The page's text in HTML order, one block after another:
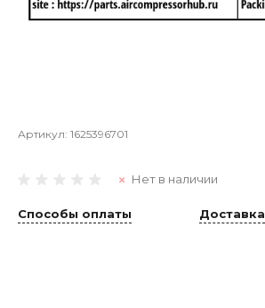
Артикул: 1625396701
Нет в наличии
Способы оплаты Доставка